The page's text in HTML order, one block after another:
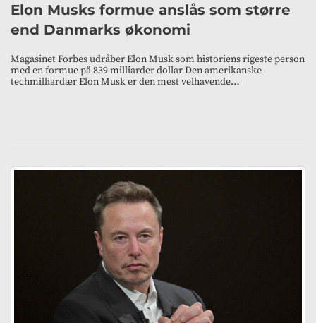
Elon Musks formue anslås som større
end Danmarks økonomi
Magasinet Forbes udråber Elon Musk som historiens rigeste person
med en formue på 839 milliarder dollar Den amerikanske
techmilliardær Elon Musk er den mest velhavende…